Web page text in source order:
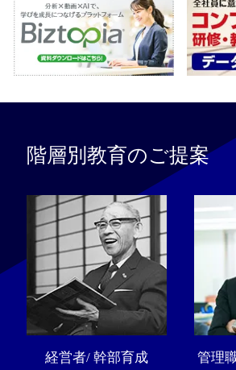
階層別教育のご提案
経営者/ 幹部育成
管理